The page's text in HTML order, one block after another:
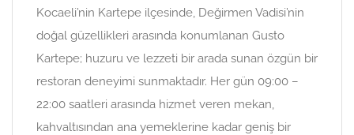
Kocaeli’nin Kartepe ilçesinde, Değirmen Vadisi’nin
doğal güzellikleri arasında konumlanan Gusto
Kartepe; huzuru ve lezzeti bir arada sunan özgün bir
restoran deneyimi sunmaktadır. Her gün 09:00 –
22:00 saatleri arasında hizmet veren mekan,
kahvaltısından ana yemeklerine kadar geniş bir